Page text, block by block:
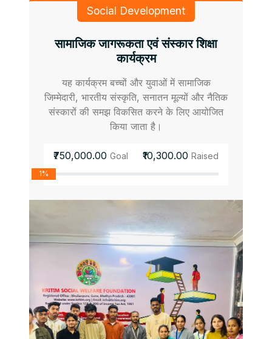
Social Development
सामाजिक जागरूकता एवं संस्कार शिक्षा
कार्यक्रम
यह कार्यक्रम बच्चों और युवाओं में सामाजिक
जिम्मेदारी, भारतीय संस्कृति, सनातन मूल्यों और नैतिक
संस्कारों की समझ विकसित करने के लिए आयोजित
किया जाता है।
₹750,000.00 Goal ₹10,300.00 Raised
1%